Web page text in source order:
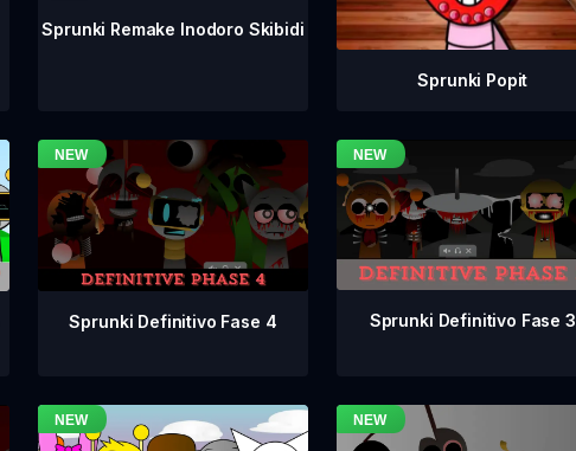
Sprunki Remake Inodoro Skibidi
Sprunki Popit
Sprunki Definitivo Fase 4 Sprunki Definitivo Fase 3